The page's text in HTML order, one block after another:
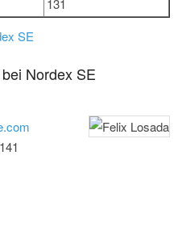
131
SE
Nordex SE